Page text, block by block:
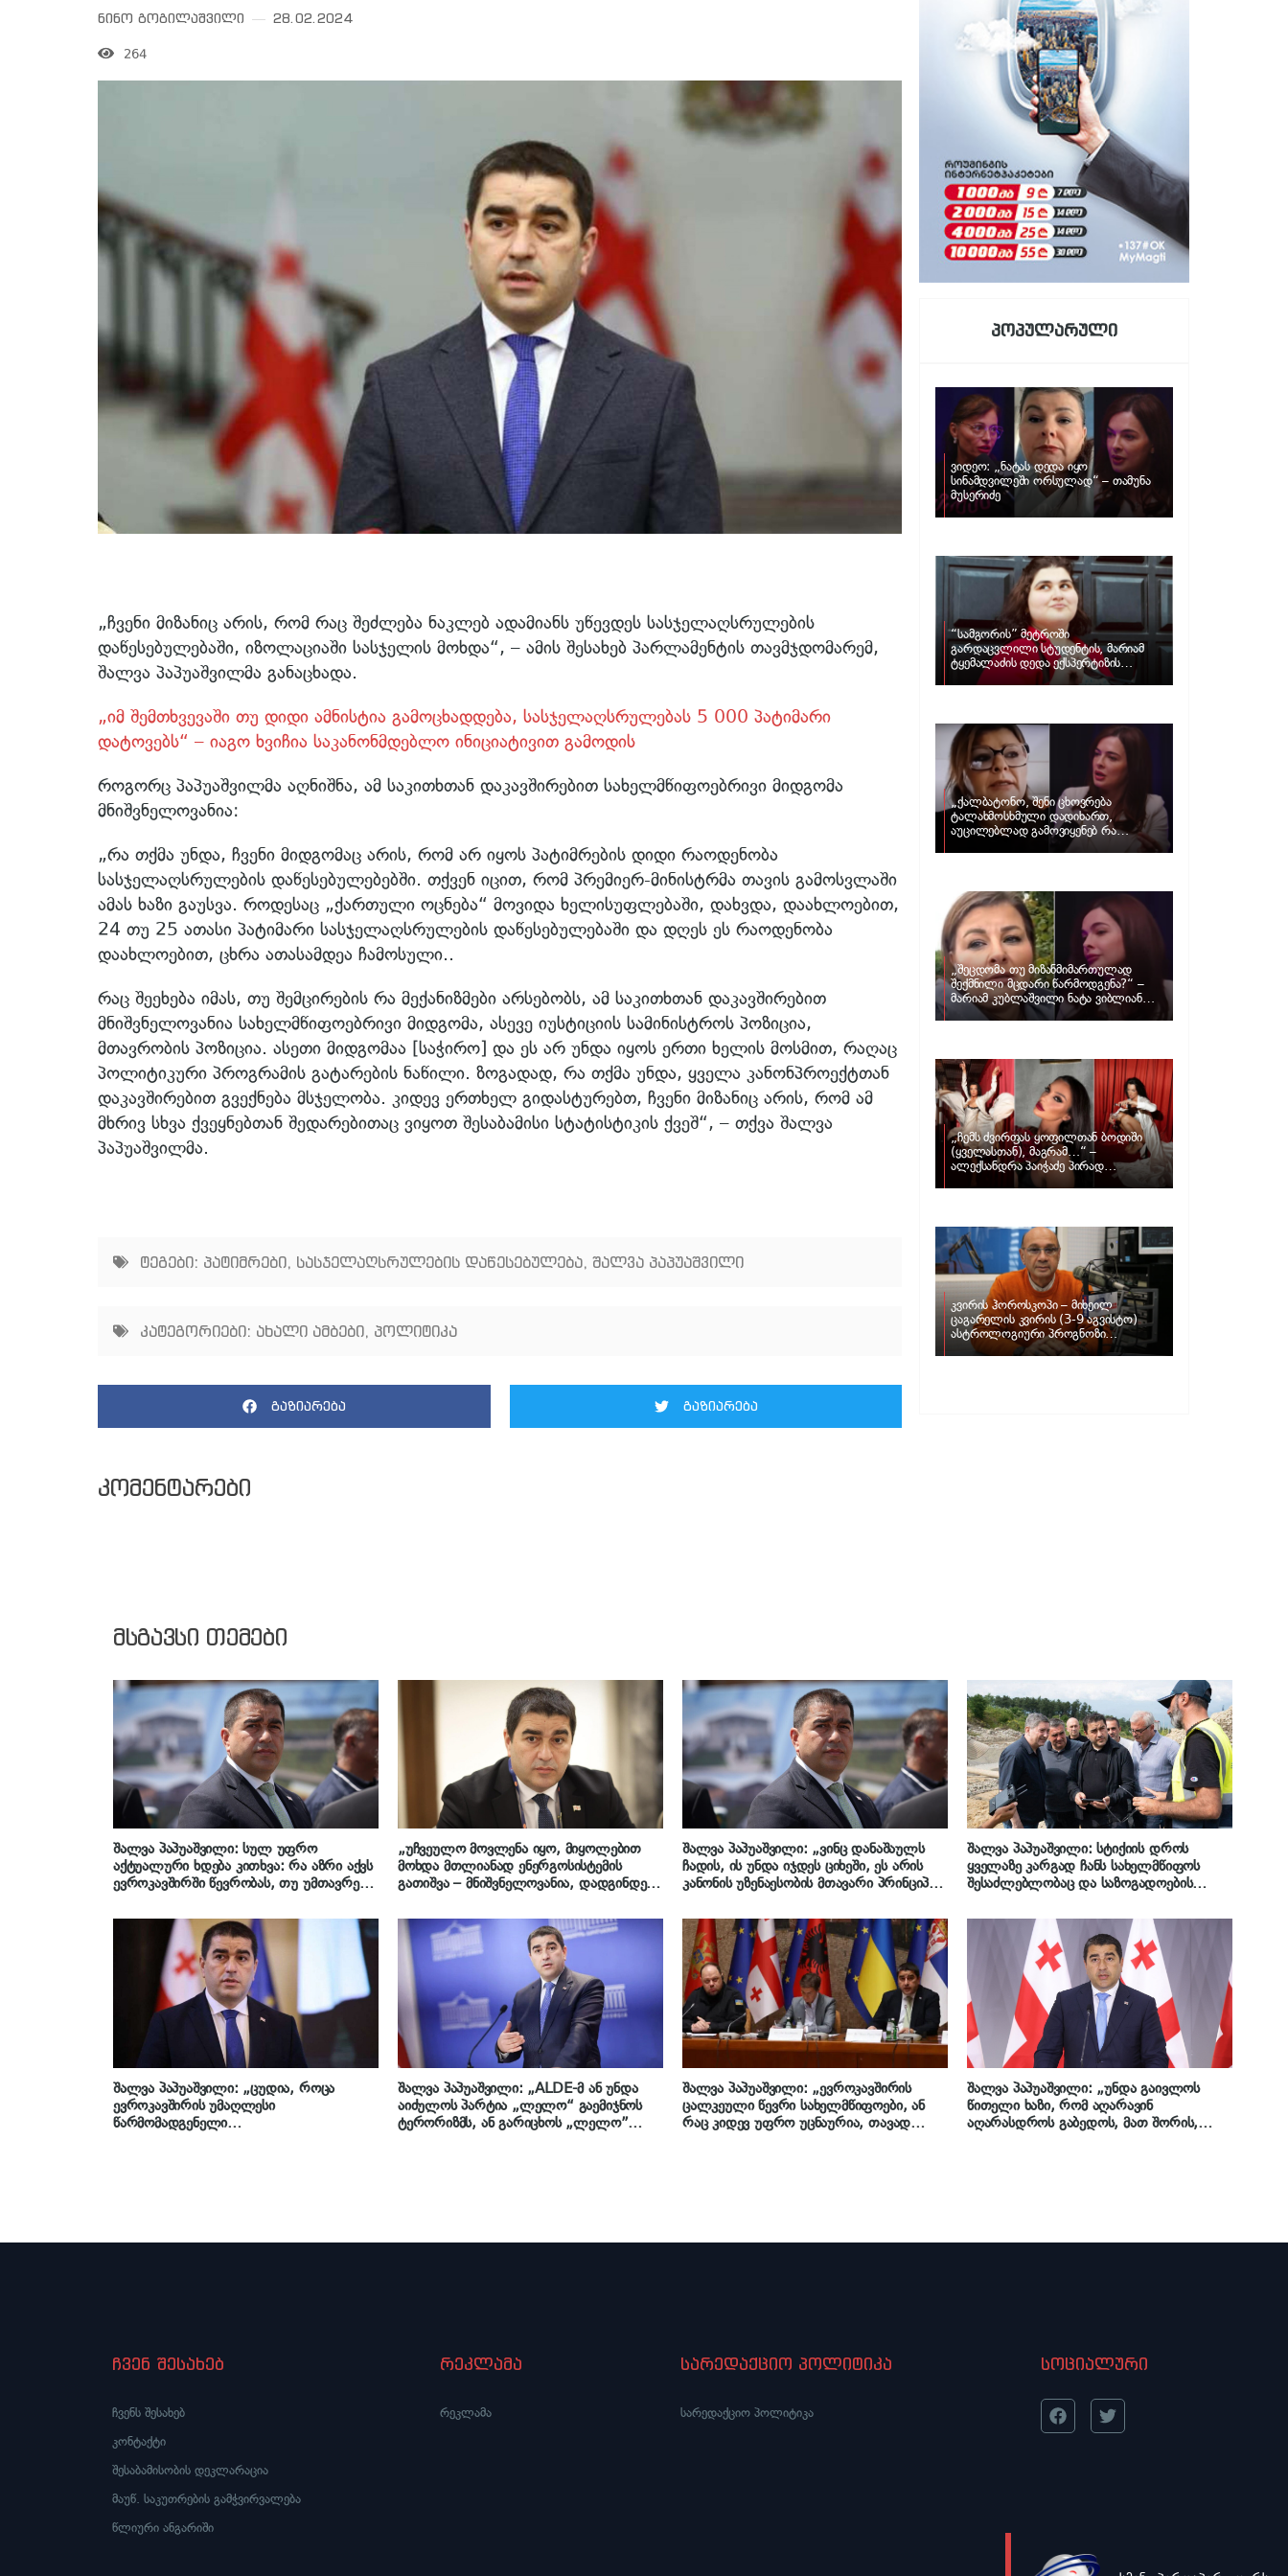
ნინო გოგილაშვილი 28.02.2024
264
„ჩვენი მიზანიც არის, რომ რაც შეძლება ნაკლებ ადამიანს უწევდეს სასჯელაღსრულების
დაწესებულებაში, იზოლაციაში სასჯელის მოხდა“, – ამის შესახებ პარლამენტის თავმჯდომარემ,
შალვა პაპუაშვილმა განაცხადა.
„იმ შემთხვევაში თუ დიდი ამნისტია გამოცხადდება, სასჯელაღსრულებას 5 000 პატიმარი
დატოვებს“ – იაგო ხვიჩია საკანონმდებლო ინიციატივით გამოდის
როგორც პაპუაშვილმა აღნიშნა, ამ საკითხთან დაკავშირებით სახელმწიფოებრივი მიდგომა
მნიშვნელოვანია:
„რა თქმა უნდა, ჩვენი მიდგომაც არის, რომ არ იყოს პატიმრების დიდი რაოდენობა
სასჯელაღსრულების დაწესებულებებში. თქვენ იცით, რომ პრემიერ-მინისტრმა თავის გამოსვლაში
ამას ხაზი გაუსვა. როდესაც „ქართული ოცნება“ მოვიდა ხელისუფლებაში, დახვდა, დაახლოებით,
24 თუ 25 ათასი პატიმარი სასჯელაღსრულების დაწესებულებაში და დღეს ეს რაოდენობა
დაახლოებით, ცხრა ათასამდეა ჩამოსული..
რაც შეეხება იმას, თუ შემცირების რა მექანიზმები არსებობს, ამ საკითხთან დაკავშირებით
მნიშვნელოვანია სახელმწიფოებრივი მიდგომა, ასევე იუსტიციის სამინისტროს პოზიცია,
მთავრობის პოზიცია. ასეთი მიდგომაა [საჭირო] და ეს არ უნდა იყოს ერთი ხელის მოსმით, რაღაც
პოლიტიკური პროგრამის გატარების ნაწილი. ზოგადად, რა თქმა უნდა, ყველა კანონპროექტთან
დაკავშირებით გვექნება მსჯელობა. კიდევ ერთხელ გიდასტურებთ, ჩვენი მიზანიც არის, რომ ამ
მხრივ სხვა ქვეყნებთან შედარებითაც ვიყოთ შესაბამისი სტატისტიკის ქვეშ“, – თქვა შალვა
პაპუაშვილმა.
ტეგები: პატიმრები, სასჯელაღსრულების დაწესებულება, შალვა პაპუაშვილი
კატეგორიები: ახალი ამბები, პოლიტიკა
გაზიარება გაზიარება
კომენტარები
პოპულარული
ვიდეო: „ნატას დედა იყო
სინამდვილეში ორსულად“ – თამუნა
მუსერიძე
“სამგორის” მეტროში
გარდაცვლილი სტუდენტის, მარიამ
ტყემალაძის დედა ექსპერტიზის
პასუხს აქვეყნებს – რა გახდა გოგონას
„ქალბატონო, შენი ცხოვრება
ტალახმოსხმული დადიხართ,
აუცილებლად გამოვიყენებ რა
ინფორმაციაც მაქვს“… – რა
„შეცდომა თუ მიზანმიმართულად
შექმნილი მცდარი წარმოდგენა?“ –
მარიამ კუბლაშვილი ნატა ვიბლიანის
საქმეზე ვიდეომიმართვას ავრცელებს
„ჩემს ძვირფას ყოფილთან ბოდიში
(ყველასთან), მაგრამ…“ –
ალექსანდრა პაიჭაძე პირად
კვირის ჰოროსკოპი – მიხეილ
ცაგარელის კვირის (3-9 აგვისტო)
ასტროლოგიური პროგნოზი
ზოდიაქოს ნიშნებისთვის
მსგავსი თემები
შალვა პაპუაშვილი: სულ უფრო
აქტუალური ხდება კითხვა: რა აზრი აქვს
ევროკავშირში წევრობას, თუ უმთავრეს
– კითხვა მხოლოდ ის კი არაა, როდის
მიგვიღებენ, არამედ რომელ
ევროკავშირში გვთავაზობენ
გაწევრიანებას
„უჩვეულო მოვლენა იყო, მიყოლებით
მოხდა მთლიანად ენერგოსისტემის
გათიშვა – მნიშვნელოვანია, დადგინდეს
ფაქტორი, ვინმეს ჩარევა, რაიმე
საბოტაჟის ხასიათის ქმედება,
გამოვლენილი უნდა იყოს“ – შალვა
პაპუაშვილი
შალვა პაპუაშვილი: „ვინც დანაშაულს
ჩადის, ის უნდა იჯდეს ციხეში, ეს არის
კანონის უზენაესობის მთავარი პრინციპი –
დანაშაული ჩაიდინონ და პასუხისგება არ
დადგეს? ასეთი ქვეყანა თუ უნდათ,
წავიდნენ სადმე სხვაგან”
შალვა პაპუაშვილი: სტიქიის დროს
ყველაზე კარგად ჩანს სახელმწიფოს
შესაძლებლობაც და საზოგადოების
შალვა პაპუაშვილი: „ცუდია, როცა
ევროკავშირის უმაღლესი
წარმომადგენელი
შალვა პაპუაშვილი: „ALDE-მ ან უნდა
აიძულოს პარტია „ლელო“ გაემიჯნოს
ტერორიზმს, ან გარიცხოს „ლელო”
შალვა პაპუაშვილი: „ევროკავშირის
ცალკეული წევრი სახელმწიფოები, ან
რაც კიდევ უფრო უცნაურია, თავად
დამოკიდებულებას“
შალვა პაპუაშვილი: „უნდა გაივლოს
წითელი ხაზი, რომ აღარავინ
აღარასდროს გაბედოს, მათ შორის,
ჩვენ შესახებ
ჩვენს შესახებ
კონტაქტი
შესაბამისობის დეკლარაცია
მაუწ. საკუთრების გამჭვირვალება
წლიური ანგარიში
რეკლამა
რეკლამა
სარედაქციო პოლიტიკა
სარედაქციო პოლიტიკა
სოციალური